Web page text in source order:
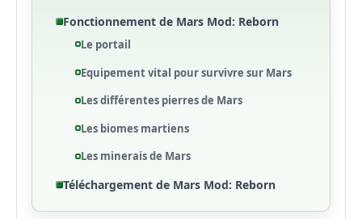
Fonctionnement de Mars Mod: Reborn
Le portail
Equipement vital pour survivre sur Mars
Les différentes pierres de Mars
Les biomes martiens
Les minerais de Mars
Téléchargement de Mars Mod: Reborn